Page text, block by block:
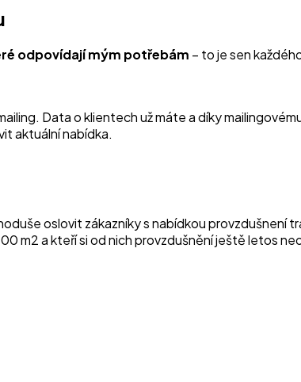
odpovídají mým potřebám – to je sen
Data o klientech už máte a díky
aktuální nabídka.
oslovit zákazníky s nabídkou provzdušnení
m2 a kteří si od nich provzdušnění ještě letos